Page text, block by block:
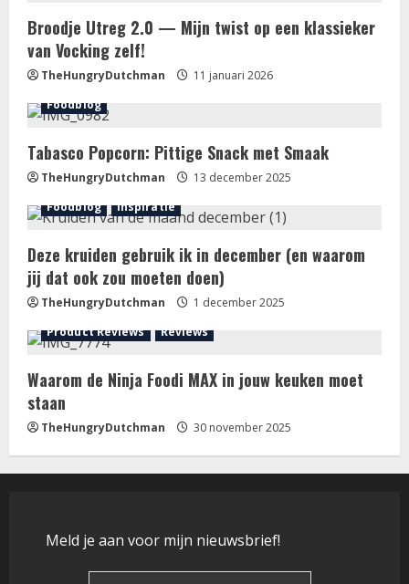
Broodje Utreg 2.0 — Mijn twist op een klassieker
van Vocking zelf!
TheHungryDutchman
11 januari 2026
Foodblog
Tabasco Popcorn: Pittige Snack met Smaak
TheHungryDutchman
13 december 2025
Foodblog
Inspiratie
Deze kruiden gebruik ik in december (en waarom
jij dat ook zou moeten doen)
TheHungryDutchman
1 december 2025
Product Reviews
Reviews
Waarom de Ninja Foodi MAX in jouw keuken moet
staan
TheHungryDutchman 30 november 2025
Meld je aan voor mijn nieuwsbrief!